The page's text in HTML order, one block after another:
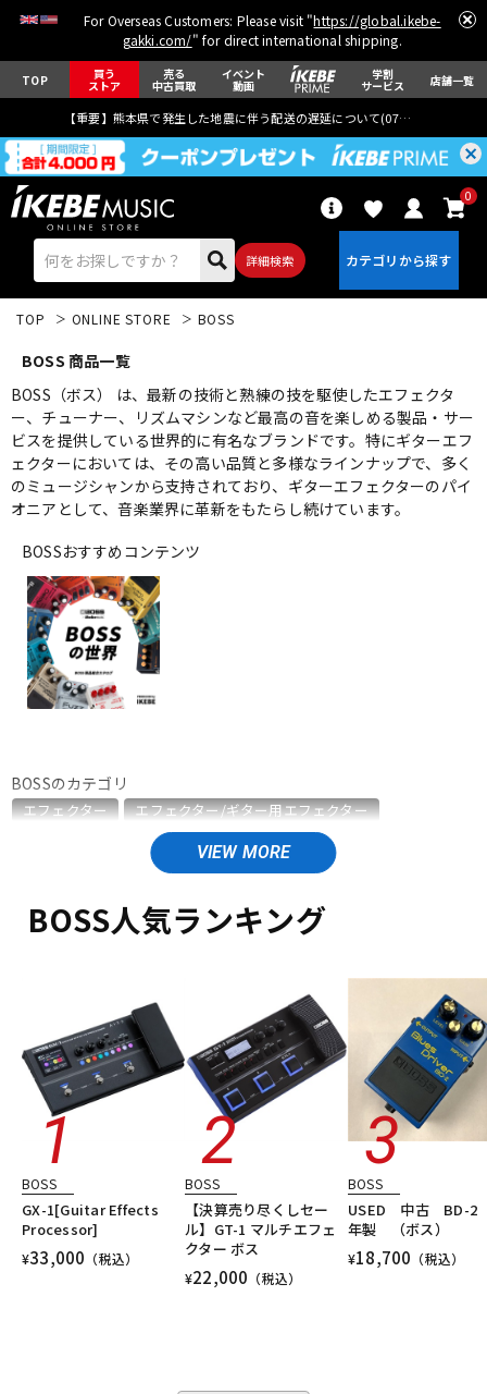
For Overseas Customers: Please visit "https://global.ikebe-
gakki.com/" for direct international shipping.
TOP 買う
ストア
売る
中古買取
イベント
動画
学割
サービス 店舗一覧
【重要】熊本県で発生した地震に伴う配送の遅延について(07月29日
詳細検索
0
エレキギター アコギ/エレアコ
ベース ウクレレ
ドラム
キーボード
エフェクター
DJ機器 DTM
配信/ライブ機器 楽器アクセサリ
ヴィンテージ
TOP ONLINE STORE BOSS
BOSS 商品一覧
BOSS（ボス） は、最新の技術と熟練の技を駆使したエフェクタ
ー、チューナー、リズムマシンなど最高の音を楽しめる製品・サー
ビスを提供している世界的に有名なブランドです。特にギターエフ
ェクターにおいては、その高い品質と多様なラインナップで、多く
のミュージシャンから支持されており、ギターエフェクターのパイ
オニアとして、音楽業界に革新をもたらし続けています。
BOSSおすすめコンテンツ
BOSSのカテゴリ
エフェクター
エフェクター/ギター用エフェクター
エフェクター/ベース用エフェクター
エフェクター/エレアコ用エフェクター
エフェクター/ラインセレクター・フットスイッチ
エフェクター/ワイヤレスシステム
エフェクター/電源周辺機器
ギターアンプ・ベースアンプ
DTM
レコーディング
配信機器・ライブ機器
楽器アクセサリ
ユーズド
ヴィンテージ ALL
BOSS人気ランキング
BOSS
GX-1[Guitar Effects
Processor]
¥33,000 （税込）
BOSS
【決算売り尽くしセー
ル】GT-1 マルチエフェ
クター ボス
¥22,000 （税込）
BOSS
USED 中古 BD-2
年製 （ボス）
¥18,700 （税込）